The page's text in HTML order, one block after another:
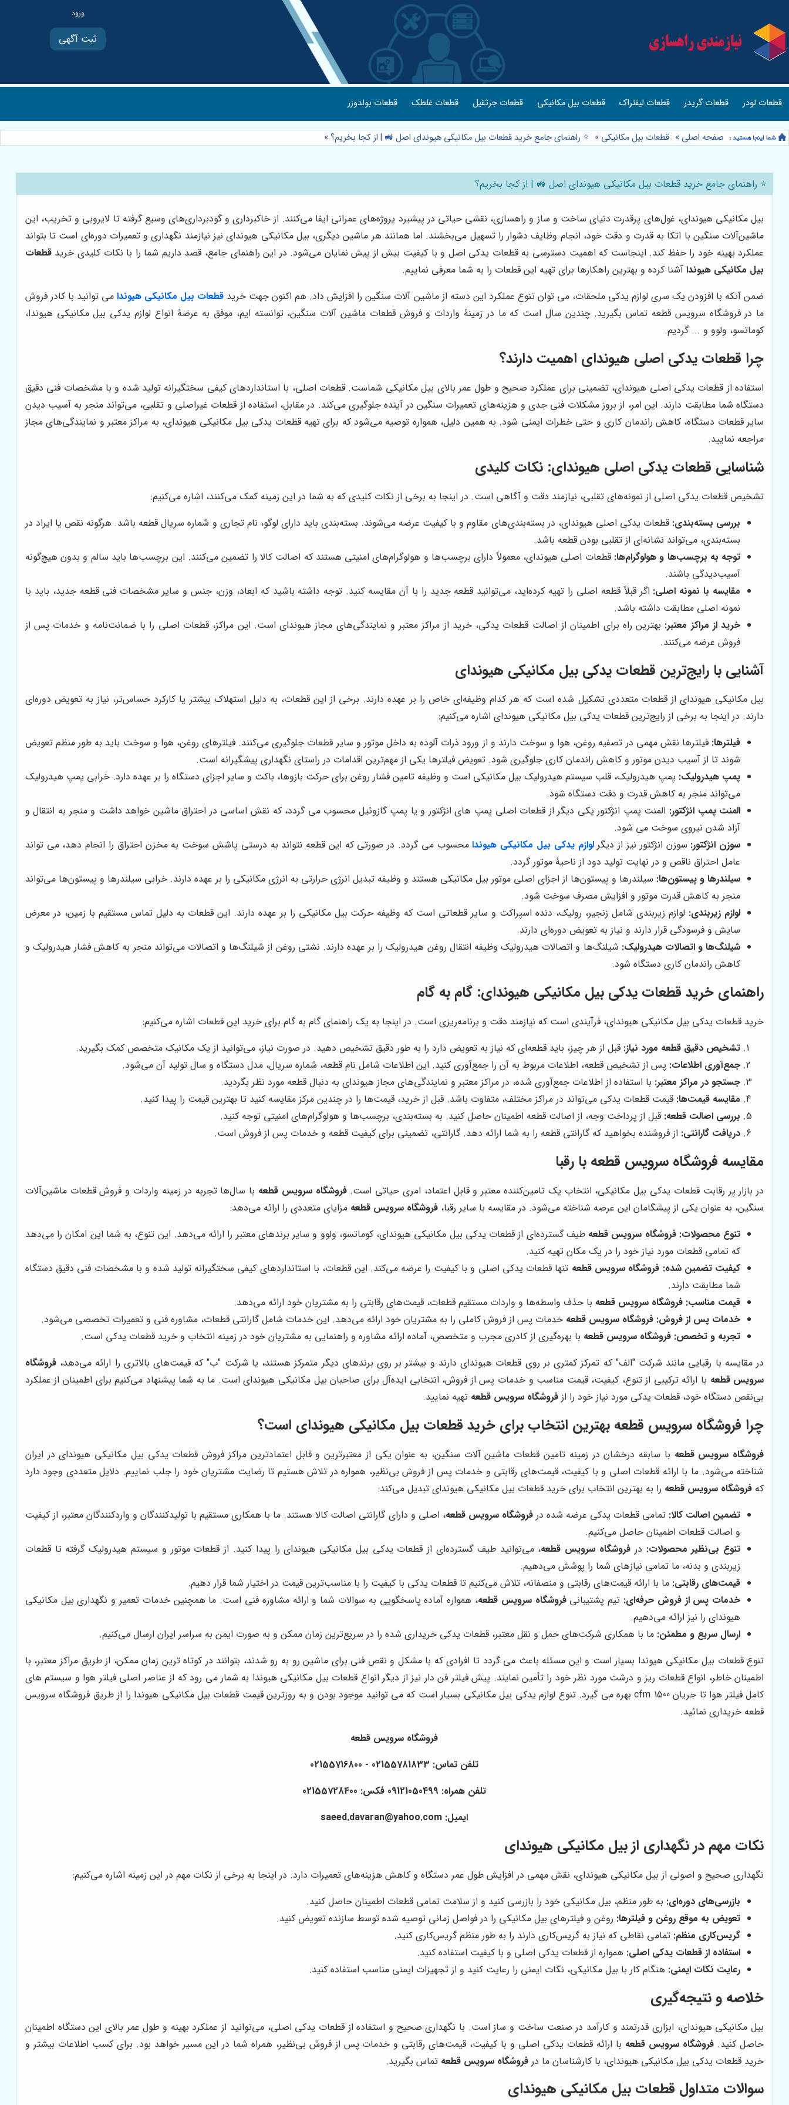
ثبت آگهی
قطعات لودر قطعات گریدر قطعات لیفتراک قطعات بیل مکانیکی قطعات جرثقیل قطعات غلطک قطعات بولدوزر
صفحه اصلی » قطعات بیل مکانیکی » ⭐️ راهنمای جامع خرید قطعات بیل مکانیکی هیوندای اصل 🚜 | از کجا بخریم؟»
⭐️ راهنمای جامع خرید قطعات بیل مکانیکی هیوندای اصل 🚜 | از کجا بخریم؟
بیل مکانیکی هیوندای، غول‌های پرقدرت دنیای ساخت و ساز و راهسازی، نقشی حیاتی در پیشبرد پروژه‌های عمرانی ایفا می‌کنند. از خاکبرداری و گودبرداری‌های وسیع گرفته تا لایروبی و تخریب، این
ماشین‌آلات سنگین با اتکا به قدرت و دقت خود، انجام وظایف دشوار را تسهیل می‌بخشند. اما همانند هر ماشین دیگری، بیل مکانیکی هیوندای نیز نیازمند نگهداری و تعمیرات دوره‌ای است تا بتواند
عملکرد بهینه خود را حفظ کند. اینجاست که اهمیت دسترسی به قطعات یدکی اصل و با کیفیت بیش از پیش نمایان می‌شود. در این راهنمای جامع، قصد داریم شما را با نکات کلیدی خریدقطعات
بیل مکانیکی هیونداآشنا کرده و بهترین راهکارها برای تهیه این قطعات را به شما معرفی نماییم.
ضمن آنکه با افزودن یک سری لوازم یدکی ملحقات، می توان تنوع عملکرد این دسته از ماشین آلات سنگین را افزایش داد. هم اکنون جهت خرید قطعات بیل مکانیکی هیوندامی توانید با کادر فروش
ما در فروشگاه سرویس قطعه تماس بگیرید. چندین سال است که ما در زمینۀ واردات و فروش قطعات ماشین آلات سنگین، توانسته ایم، موفق به عرضۀ انواع لوازم یدکی بیل مکانیکی هیوندا،
کوماتسو، ولوو و ... گردیم.
چرا قطعات یدکی اصلی هیوندای اهمیت دارند؟
استفاده از قطعات یدکی اصلی هیوندای، تضمینی برای عملکرد صحیح و طول عمر بالای بیل مکانیکی شماست. قطعات اصلی، با استانداردهای کیفی سختگیرانه تولید شده و با مشخصات فنی دقیق
دستگاه شما مطابقت دارند. این امر، از بروز مشکلات فنی جدی و هزینه‌های تعمیرات سنگین در آینده جلوگیری می‌کند. در مقابل، استفاده از قطعات غیراصلی و تقلبی، می‌تواند منجر به آسیب دیدن
سایر قطعات دستگاه، کاهش راندمان کاری و حتی خطرات ایمنی شود. به همین دلیل، همواره توصیه می‌شود که برای تهیه قطعات یدکی بیل مکانیکی هیوندای، به مراکز معتبر و نمایندگی‌های مجاز
مراجعه نمایید.
شناسایی قطعات یدکی اصلی هیوندای: نکات کلیدی
تشخیص قطعات یدکی اصلی از نمونه‌های تقلبی، نیازمند دقت و آگاهی است. در اینجا به برخی از نکات کلیدی که به شما در این زمینه کمک می‌کنند، اشاره می‌کنیم:
بررسی بسته‌بندی: قطعات یدکی اصلی هیوندای، در بسته‌بندی‌های مقاوم و با کیفیت عرضه می‌شوند. بسته‌بندی باید دارای لوگو، نام تجاری و شماره سریال قطعه باشد. هرگونه نقص یا ایراد در
بسته‌بندی، می‌تواند نشانه‌ای از تقلبی بودن قطعه باشد.
توجه به برچسب‌ها و هولوگرام‌ها: قطعات اصلی هیوندای، معمولاً دارای برچسب‌ها و هولوگرام‌های امنیتی هستند که اصالت کالا را تضمین می‌کنند. این برچسب‌ها باید سالم و بدون هیچ‌گونه
آسیب‌دیدگی باشند.
مقایسه با نمونه اصلی: اگر قبلاً قطعه اصلی را تهیه کرده‌اید، می‌توانید قطعه جدید را با آن مقایسه کنید. توجه داشته باشید که ابعاد، وزن، جنس و سایر مشخصات فنی قطعه جدید، باید با
نمونه اصلی مطابقت داشته باشد.
خرید از مراکز معتبر: بهترین راه برای اطمینان از اصالت قطعات یدکی، خرید از مراکز معتبر و نمایندگی‌های مجاز هیوندای است. این مراکز، قطعات اصلی را با ضمانت‌نامه و خدمات پس از
فروش عرضه می‌کنند.
آشنایی با رایج‌ترین قطعات یدکی بیل مکانیکی هیوندای
بیل مکانیکی هیوندای از قطعات متعددی تشکیل شده است که هر کدام وظیفه‌ای خاص را بر عهده دارند. برخی از این قطعات، به دلیل استهلاک بیشتر یا کارکرد حساس‌تر، نیاز به تعویض دوره‌ای
دارند. در اینجا به برخی از رایج‌ترین قطعات یدکی بیل مکانیکی هیوندای اشاره می‌کنیم:
فیلترها: فیلترها نقش مهمی در تصفیه روغن، هوا و سوخت دارند و از ورود ذرات آلوده به داخل موتور و سایر قطعات جلوگیری می‌کنند. فیلترهای روغن، هوا و سوخت باید به طور منظم تعویض
شوند تا از آسیب دیدن موتور و کاهش راندمان کاری جلوگیری شود. تعویض فیلترها یکی از مهم‌ترین اقدامات در راستای نگهداری پیشگیرانه است.
پمپ هیدرولیک: پمپ هیدرولیک، قلب سیستم هیدرولیک بیل مکانیکی است و وظیفه تامین فشار روغن برای حرکت بازوها، باکت و سایر اجزای دستگاه را بر عهده دارد. خرابی پمپ هیدرولیک
می‌تواند منجر به کاهش قدرت و دقت دستگاه شود.
المنت پمپ انژکتور: المنت پمپ انژکتور یکی دیگر از قطعات اصلی پمپ های انژکتور و یا پمپ گازوئیل محسوب می گردد، که نقش اساسی در احتراق ماشین خواهد داشت و منجر به انتقال و
آزاد شدن نیروی سوخت می شود.
سوزن انژکتور: سوزن انژکتور نیز از دیگرلوازم یدکی بیل مکانیکی هیوندامحسوب می گردد. در صورتی که این قطعه نتواند به درستی پاشش سوخت به مخزن احتراق را انجام دهد، می تواند
عامل احتراق ناقص و در نهایت تولید دود از ناحیۀ موتور گردد.
سیلندرها و پیستون‌ها: سیلندرها و پیستون‌ها از اجزای اصلی موتور بیل مکانیکی هستند و وظیفه تبدیل انرژی حرارتی به انرژی مکانیکی را بر عهده دارند. خرابی سیلندرها و پیستون‌ها می‌تواند
منجر به کاهش قدرت موتور و افزایش مصرف سوخت شود.
لوازم زیربندی: لوازم زیربندی شامل زنجیر، رولیک، دنده اسپراکت و سایر قطعاتی است که وظیفه حرکت بیل مکانیکی را بر عهده دارند. این قطعات به دلیل تماس مستقیم با زمین، در معرض
سایش و فرسودگی قرار دارند و نیاز به تعویض دوره‌ای دارند.
شیلنگ‌ها و اتصالات هیدرولیک: شیلنگ‌ها و اتصالات هیدرولیک وظیفه انتقال روغن هیدرولیک را بر عهده دارند. نشتی روغن از شیلنگ‌ها و اتصالات می‌تواند منجر به کاهش فشار هیدرولیک و
کاهش راندمان کاری دستگاه شود.
راهنمای خرید قطعات یدکی بیل مکانیکی هیوندای: گام به گام
خرید قطعات یدکی بیل مکانیکی هیوندای، فرآیندی است که نیازمند دقت و برنامه‌ریزی است. در اینجا به یک راهنمای گام به گام برای خرید این قطعات اشاره می‌کنیم:
تشخیص دقیق قطعه مورد نیاز: قبل از هر چیز، باید قطعه‌ای که نیاز به تعویض دارد را به طور دقیق تشخیص دهید. در صورت نیاز، می‌توانید از یک مکانیک متخصص کمک بگیرید.
جمع‌آوری اطلاعات: پس از تشخیص قطعه، اطلاعات مربوط به آن را جمع‌آوری کنید. این اطلاعات شامل نام قطعه، شماره سریال، مدل دستگاه و سال تولید آن می‌شود.
جستجو در مراکز معتبر: با استفاده از اطلاعات جمع‌آوری شده، در مراکز معتبر و نمایندگی‌های مجاز هیوندای به دنبال قطعه مورد نظر بگردید.
مقایسه قیمت‌ها: قیمت قطعات یدکی می‌تواند در مراکز مختلف، متفاوت باشد. قبل از خرید، قیمت‌ها را در چندین مرکز مقایسه کنید تا بهترین قیمت را پیدا کنید.
بررسی اصالت قطعه: قبل از پرداخت وجه، از اصالت قطعه اطمینان حاصل کنید. به بسته‌بندی، برچسب‌ها و هولوگرام‌های امنیتی توجه کنید.
دریافت گارانتی: از فروشنده بخواهید که گارانتی قطعه را به شما ارائه دهد. گارانتی، تضمینی برای کیفیت قطعه و خدمات پس از فروش است.
مقایسه فروشگاه سرویس قطعه با رقبا
در بازار پر رقابت قطعات یدکی بیل مکانیکی، انتخاب یک تامین‌کننده معتبر و قابل اعتماد، امری حیاتی است.فروشگاه سرویس قطعه با سال‌ها تجربه در زمینه واردات و فروش قطعات ماشین‌آلات
سنگین، به عنوان یکی از پیشگامان این عرصه شناخته می‌شود. در مقایسه با سایر رقبا، فروشگاه سرویس قطعه مزایای متعددی را ارائه می‌دهد:
تنوع محصولات: فروشگاه سرویس قطعه طیف گسترده‌ای از قطعات یدکی بیل مکانیکی هیوندای، کوماتسو، ولوو و سایر برندهای معتبر را ارائه می‌دهد. این تنوع، به شما این امکان را می‌دهد
که تمامی قطعات مورد نیاز خود را در یک مکان تهیه کنید.
کیفیت تضمین شده: فروشگاه سرویس قطعه تنها قطعات یدکی اصلی و با کیفیت را عرضه می‌کند. این قطعات، با استانداردهای کیفی سختگیرانه تولید شده و با مشخصات فنی دقیق دستگاه
شما مطابقت دارند.
قیمت مناسب: فروشگاه سرویس قطعه با حذف واسطه‌ها و واردات مستقیم قطعات، قیمت‌های رقابتی را به مشتریان خود ارائه می‌دهد.
خدمات پس از فروش: فروشگاه سرویس قطعه خدمات پس از فروش کاملی را به مشتریان خود ارائه می‌دهد. این خدمات شامل گارانتی قطعات، مشاوره فنی و تعمیرات تخصصی می‌شود.
تجربه و تخصص: فروشگاه سرویس قطعه با بهره‌گیری از کادری مجرب و متخصص، آماده ارائه مشاوره و راهنمایی به مشتریان خود در زمینه انتخاب و خرید قطعات یدکی است.
در مقایسه با رقبایی مانند شرکت "الف" که تمرکز کمتری بر روی قطعات هیوندای دارند و بیشتر بر روی برندهای دیگر متمرکز هستند، یا شرکت "ب" که قیمت‌های بالاتری را ارائه می‌دهد،فروشگاه
سرویس قطعه با ارائه ترکیبی از تنوع، کیفیت، قیمت مناسب و خدمات پس از فروش، انتخابی ایده‌آل برای صاحبان بیل مکانیکی هیوندای است. ما به شما پیشنهاد می‌کنیم برای اطمینان از عملکرد
بی‌نقص دستگاه خود، قطعات یدکی مورد نیاز خود را از فروشگاه سرویس قطعه تهیه نمایید.
چرا فروشگاه سرویس قطعه بهترین انتخاب برای خرید قطعات بیل مکانیکی هیوندای است؟
فروشگاه سرویس قطعه با سابقه درخشان در زمینه تامین قطعات ماشین آلات سنگین، به عنوان یکی از معتبرترین و قابل اعتمادترین مراکز فروش قطعات یدکی بیل مکانیکی هیوندای در ایران
شناخته می‌شود. ما با ارائه قطعات اصلی و با کیفیت، قیمت‌های رقابتی و خدمات پس از فروش بی‌نظیر، همواره در تلاش هستیم تا رضایت مشتریان خود را جلب نماییم. دلایل متعددی وجود دارد
که فروشگاه سرویس قطعه را به بهترین انتخاب برای خرید قطعات بیل مکانیکی هیوندای تبدیل می‌کند:
تضمین اصالت کالا: تمامی قطعات یدکی عرضه شده درفروشگاه سرویس قطعه، اصلی و دارای گارانتی اصالت کالا هستند. ما با همکاری مستقیم با تولیدکنندگان و واردکنندگان معتبر، از کیفیت
و اصالت قطعات اطمینان حاصل می‌کنیم.
تنوع بی‌نظیر محصولات: درفروشگاه سرویس قطعه، می‌توانید طیف گسترده‌ای از قطعات یدکی بیل مکانیکی هیوندای را پیدا کنید. از قطعات موتور و سیستم هیدرولیک گرفته تا قطعات
زیربندی و بدنه، ما تمامی نیازهای شما را پوشش می‌دهیم.
قیمت‌های رقابتی: ما با ارائه قیمت‌های رقابتی و منصفانه، تلاش می‌کنیم تا قطعات یدکی با کیفیت را با مناسب‌ترین قیمت در اختیار شما قرار دهیم.
خدمات پس از فروش حرفه‌ای: تیم پشتیبانیفروشگاه سرویس قطعه، همواره آماده پاسخگویی به سوالات شما و ارائه مشاوره فنی است. ما همچنین خدمات تعمیر و نگهداری بیل مکانیکی
هیوندای را نیز ارائه می‌دهیم.
ارسال سریع و مطمئن: ما با همکاری شرکت‌های حمل و نقل معتبر، قطعات یدکی خریداری شده را در سریع‌ترین زمان ممکن و به صورت ایمن به سراسر ایران ارسال می‌کنیم.
تنوع قطعات بیل مکانیکی هیوندا بسیار است و این مسئله باعث می گردد تا افرادی که با مشکل و نقص فنی برای ماشین رو به رو شدند، بتوانند در کوتاه ترین زمان ممکن، از طریق مراکز معتبر، با
اطمینان خاطر، انواع قطعات ریز و درشت مورد نظر خود را تأمین نمایند. پیش فیلتر فن دار نیز از دیگر انواع قطعات بیل مکانیکی هیوندا به شمار می رود که از عناصر اصلی فیلتر هوا و سیستم های
کامل فیلتر هوا تا جریان 1500 cfm بهره می گیرد. تنوع لوازم یدکی بیل مکانیکی بسیار است که می توانید موجود بودن و به روزترین قیمت قطعات بیل مکانیکی هیوندا را از طریق فروشگاه سرویس
قطعه خریداری نمائید.
فروشگاه سرویس قطعه
تلفن تماس: 02155781833 - 02155716800
تلفن همراه: 09121050499 فکس: 02155728400
ایمیل: saeed.davaran@yahoo.com
نکات مهم در نگهداری از بیل مکانیکی هیوندای
نگهداری صحیح و اصولی از بیل مکانیکی هیوندای، نقش مهمی در افزایش طول عمر دستگاه و کاهش هزینه‌های تعمیرات دارد. در اینجا به برخی از نکات مهم در این زمینه اشاره می‌کنیم:
بازرسی‌های دوره‌ای: به طور منظم، بیل مکانیکی خود را بازرسی کنید و از سلامت تمامی قطعات اطمینان حاصل کنید.
تعویض به موقع روغن و فیلترها: روغن و فیلترهای بیل مکانیکی را در فواصل زمانی توصیه شده توسط سازنده تعویض کنید.
گریس‌کاری منظم: تمامی نقاطی که نیاز به گریس‌کاری دارند را به طور منظم گریس‌کاری کنید.
استفاده از قطعات یدکی اصلی: همواره از قطعات یدکی اصلی و با کیفیت استفاده کنید.
رعایت نکات ایمنی: هنگام کار با بیل مکانیکی، نکات ایمنی را رعایت کنید و از تجهیزات ایمنی مناسب استفاده کنید.
خلاصه و نتیجه‌گیری
بیل مکانیکی هیوندای، ابزاری قدرتمند و کارآمد در صنعت ساخت و ساز است. با نگهداری صحیح و استفاده از قطعات یدکی اصلی، می‌توانید از عملکرد بهینه و طول عمر بالای این دستگاه اطمینان
حاصل کنید. فروشگاه سرویس قطعه با ارائه قطعات یدکی اصلی و با کیفیت، قیمت‌های رقابتی و خدمات پس از فروش بی‌نظیر، همراه شما در این مسیر خواهد بود. برای کسب اطلاعات بیشتر و
خرید قطعات یدکی بیل مکانیکی هیوندای، با کارشناسان ما در فروشگاه سرویس قطعه تماس بگیرید.
سوالات متداول قطعات بیل مکانیکی هیوندای